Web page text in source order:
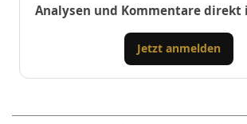
Analysen und Kommentare direkt
Jetzt anmelden